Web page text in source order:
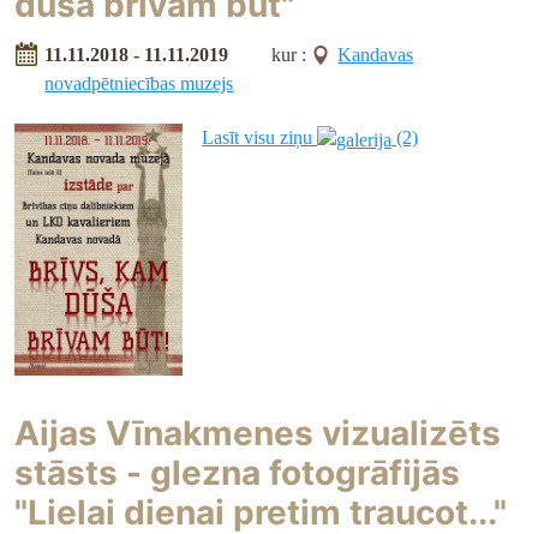
11.11.2018 - 11.11.2019 kur :
Kandavas
novadpētniecības muzejs
Lasīt visu ziņu (2)
Aijas Vīnakmenes vizualizēts
stāsts - glezna fotogrāfijās
"Lielai dienai pretim traucot..."